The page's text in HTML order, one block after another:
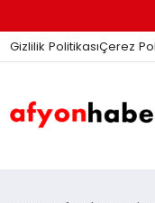
Gizlilik PolitikasıÇerez